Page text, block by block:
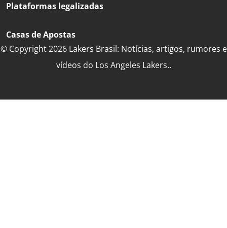
Plataformas legalizadas
Casas de Apostas
© Copyright 2026 Lakers Brasil: Notícias, artigos, rumores e
vídeos do Los Angeles Lakers..